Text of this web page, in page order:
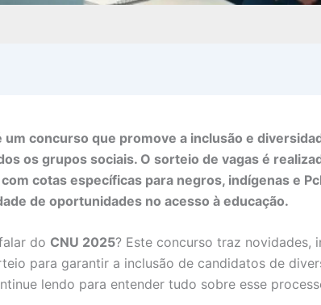
um concurso que promove a inclusão e
os grupos sociais. O sorteio de vagas é
cotas específicas para negros, indígenas e
de oportunidades no acesso à educação.
do CNU 2025? Este concurso traz novidades,
para garantir a inclusão de candidatos de
lendo para entender tudo sobre esse